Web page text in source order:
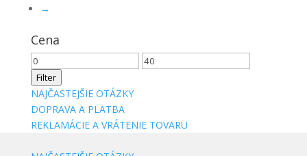
→
Cena
Minimálna
cena
Maximálna
Filter
NAJČASTEJŠIE OTÁZKY
DOPRAVA A PLATBA
REKLAMÁCIE A VRÁTENIE TOVARU